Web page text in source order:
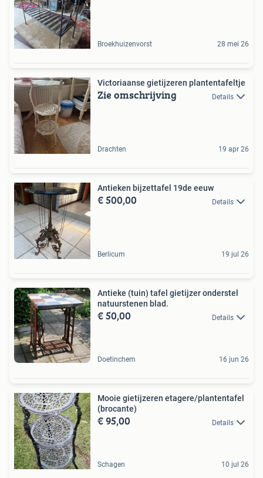
Broekhuizenvorst 28 mei 26
Victoriaanse gietijzeren plantentafeltje
Zie omschrijving Details
Drachten 19 apr 26
Antieken bijzettafel 19de eeuw
€ 500,00 Details
Berlicum 19 jul 26
Antieke (tuin) tafel gietijzer onderstel
natuurstenen blad.
€ 50,00 Details
Doetinchem 16 jun 26
Mooie gietijzeren etagere/plantentafel
(brocante)
€ 95,00 Details
Schagen 10 jul 26